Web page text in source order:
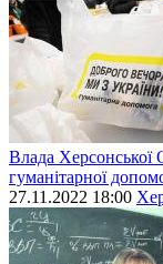
Влада Херсонської
гуманітарної
27.11.2022 18:00